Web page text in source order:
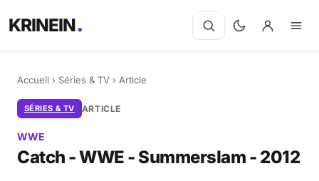
KRINEIN
Accueil › Séries & TV › Article
SÉRIES & TV ARTICLE
WWE
Catch - WWE - Summerslam - 2012